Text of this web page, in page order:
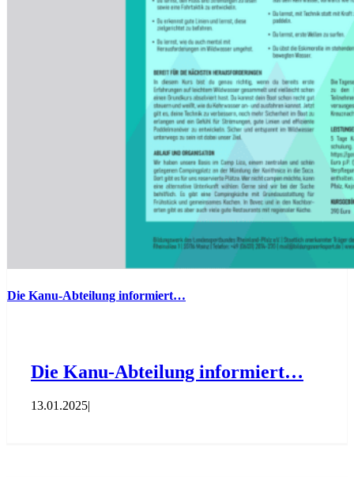
Die Kanu-Abteilung informiert…
Die Kanu-Abteilung informiert…
13.01.2025|